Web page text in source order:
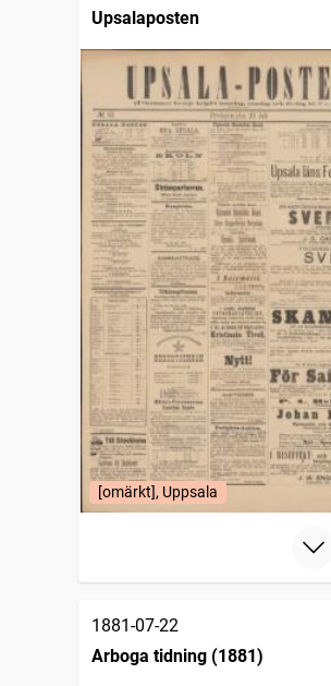
Upsalaposten
[omärkt], Uppsala
1881-07-22
Arboga tidning (1881)